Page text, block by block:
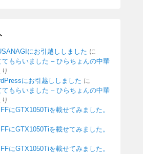
にお引越ししました に
てもらいました – ひらちょんの中華
にお引越ししました に
てもらいました – ひらちょんの中華
にGTX1050Tiを載せてみました。
にGTX1050Tiを載せてみました。
にGTX1050Tiを載せてみました。